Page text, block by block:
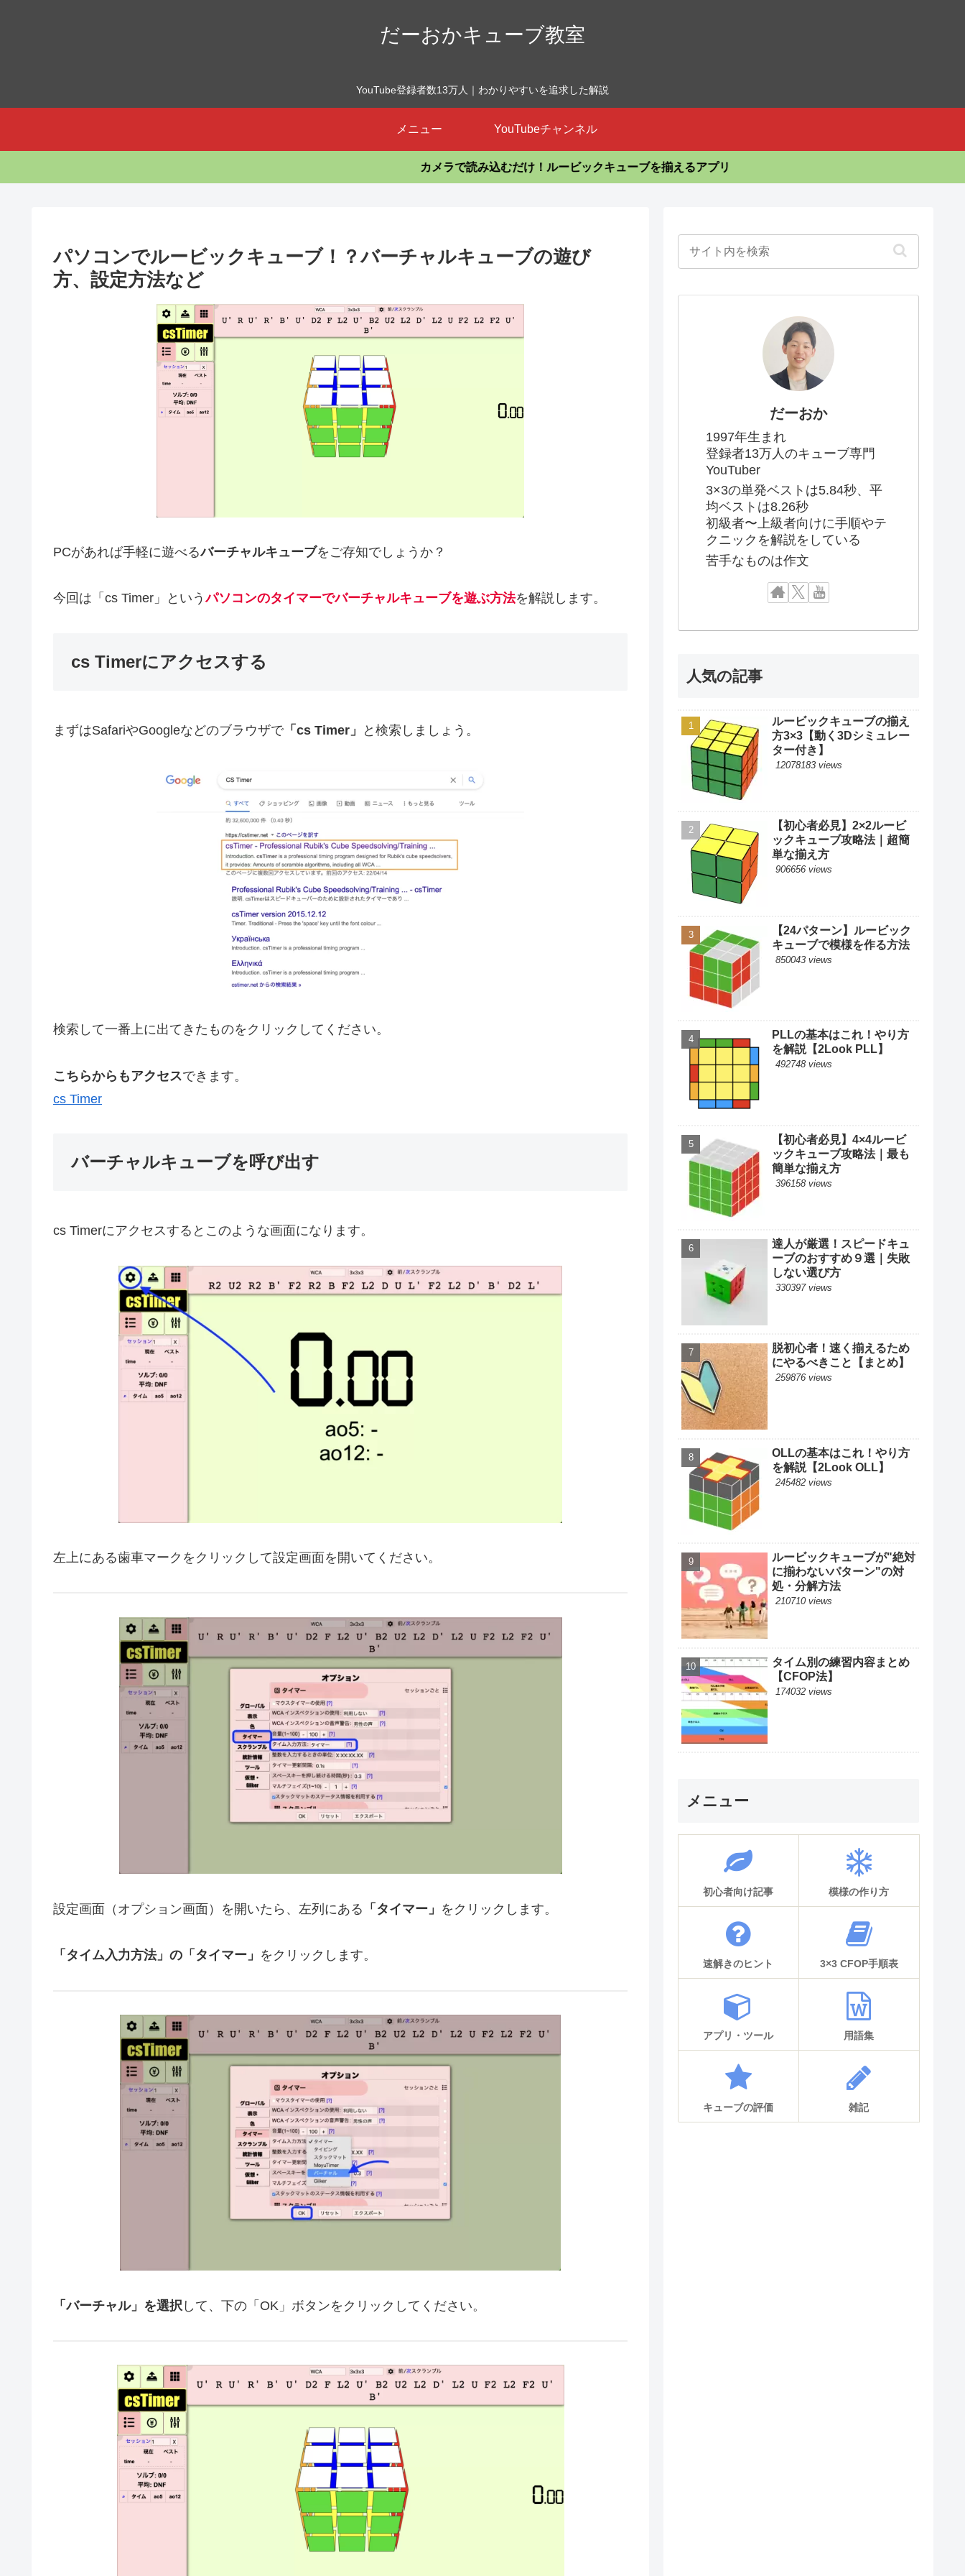
だーおかキューブ教室
YouTube登録者数13万人｜わかりやすいを追求した解説
メニュー YouTubeチャンネル
カメラで読み込むだけ！ルービックキューブを揃えるアプリ
パソコンでルービックキューブ！？バーチャルキューブの遊び
方、設定方法など
PCがあれば手軽に遊べるバーチャルキューブをご存知でしょうか？
今回は「cs Timer」というパソコンのタイマーでバーチャルキューブを遊ぶ方法を解説します。
cs Timerにアクセスする
まずはSafariやGoogleなどのブラウザで「cs Timer」 と検索しましょう。
検索して一番上に出てきたものをクリックしてください。
こちらからもアクセスできます。
cs Timer
バーチャルキューブを呼び出す
cs Timerにアクセスするとこのような画面になります。
左上にある歯車マークをクリックして設定画面を開いてください。
設定画面（オプション画面）を開いたら、左列にある 「タイマー」 をクリックします。
「タイム入力方法」の「タイマー」 をクリックします。
「バーチャル」を選択 して、下の「OK」ボタンをクリックしてください。
だーおか
1997年生まれ
登録者13万人のキューブ専門
YouTuber
3×3の単発ベストは5.84秒、平
均ベストは8.26秒
初級者〜上級者向けに手順やテ
クニックを解説をしている
苦手なものは作文
人気の記事
ルービックキューブの揃え
方3×3【動く3Dシミュレー
ター付き】
12078183 views
【初心者必見】2×2ルービ
ックキューブ攻略法｜超簡
単な揃え方
906656 views
【24パターン】ルービック
キューブで模様を作る方法
850043 views
PLLの基本はこれ！やり方
を解説【2Look PLL】
492748 views
【初心者必見】4×4ルービ
ックキューブ攻略法｜最も
簡単な揃え方
396158 views
達人が厳選！スピードキュ
ーブのおすすめ９選｜失敗
しない選び方
330397 views
脱初心者！速く揃えるため
にやるべきこと【まとめ】
259876 views
OLLの基本はこれ！やり方
を解説【2Look OLL】
245482 views
ルービックキューブが"絶対
に揃わないパターン"の対
処・分解方法
210710 views
タイム別の練習内容まとめ
【CFOP法】
174032 views
メニュー
初心者向け記事 模様の作り方
速解きのヒント 3×3 CFOP手順表
アプリ・ツール 用語集
キューブの評価 雑記